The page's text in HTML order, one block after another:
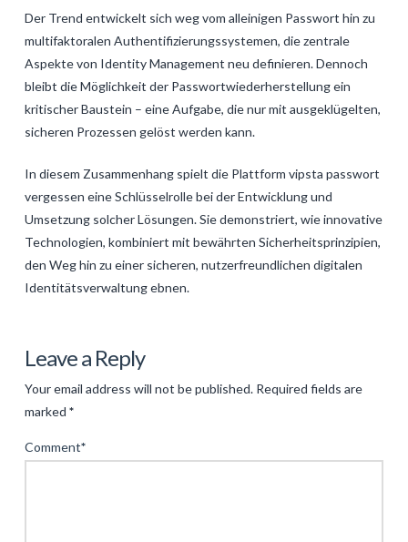
Der Trend entwickelt sich weg vom alleinigen Passwort hin zu
multifaktoralen Authentifizierungssystemen, die zentrale
Aspekte von Identity Management neu definieren. Dennoch
bleibt die Möglichkeit der Passwortwiederherstellung ein
kritischer Baustein – eine Aufgabe, die nur mit ausgeklügelten,
sicheren Prozessen gelöst werden kann.
In diesem Zusammenhang spielt die Plattform vipsta passwort
vergessen eine Schlüsselrolle bei der Entwicklung und
Umsetzung solcher Lösungen. Sie demonstriert, wie innovative
Technologien, kombiniert mit bewährten Sicherheitsprinzipien,
den Weg hin zu einer sicheren, nutzerfreundlichen digitalen
Identitätsverwaltung ebnen.
Digitale
Identitätsverwaltung
im
Authentifizierungs-
Leave a Reply
Your email address will not be published. Required fields are
marked *
Comment*